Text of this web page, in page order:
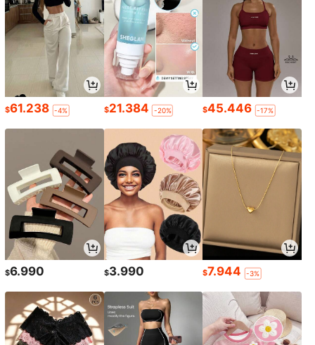
$61.238 -4% $21.384 -20% $45.446 -17%
$6.990 $3.990 $7.944 -3%